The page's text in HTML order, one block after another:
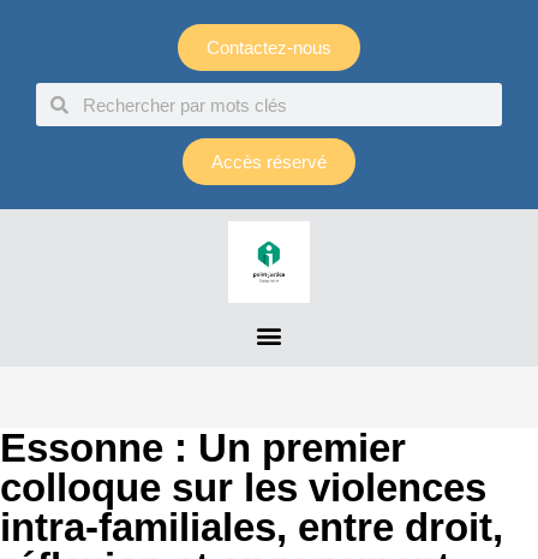
Contactez-nous
Accès réservé
Essonne : Un premier
colloque sur les violences
intra-familiales, entre droit,